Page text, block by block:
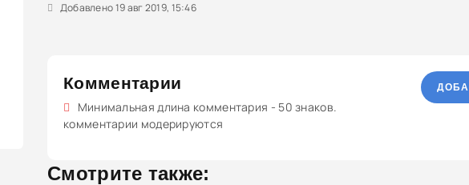
Добавлено 19 авг 2019, 15:46
Комментарии
Минимальная длина комментария - 50 знаков.
комментарии модерируются
Смотрите также: